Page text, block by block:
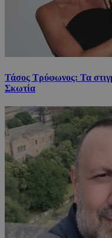
Τάσος Τρύφωνος: Τα
Σκωτία